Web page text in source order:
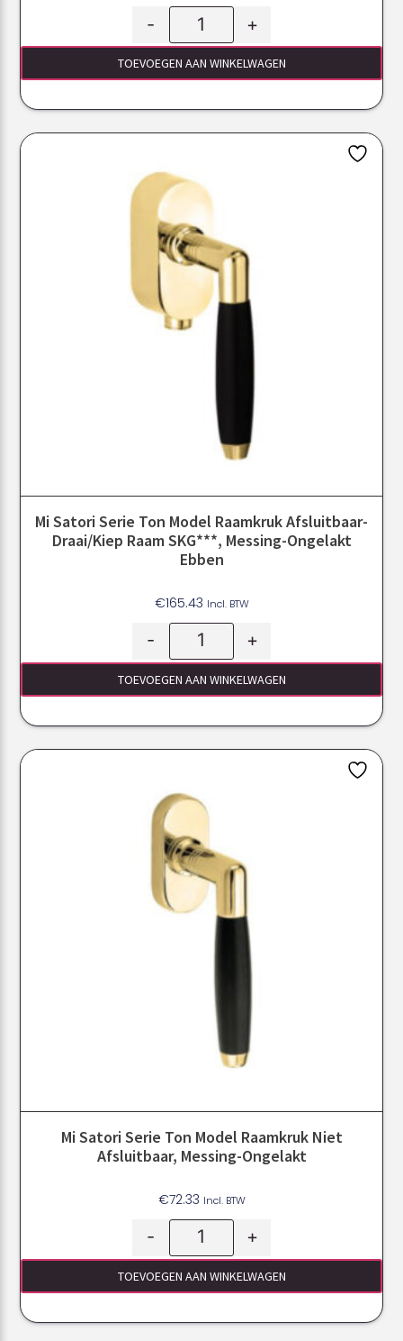
- +
TOEVOEGEN AAN WINKELWAGEN
Mi Satori Serie Ton Model Raamkruk Afsluitbaar-
Draai/kiep Raam SKG***, Messing-Ongelakt
Ebben
€165.43 Incl. BTW
- +
TOEVOEGEN AAN WINKELWAGEN
Mi Satori Serie Ton Model Raamkruk Niet
Afsluitbaar, Messing-Ongelakt
€72.33 Incl. BTW
- +
TOEVOEGEN AAN WINKELWAGEN